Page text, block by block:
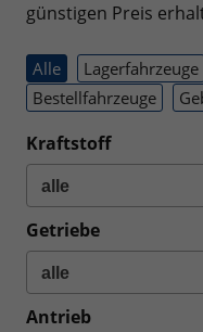
günstigen Preis
Alle Lagerfahrzeuge
Bestellfahrzeuge
Kraftstoff
Getriebe
Antrieb